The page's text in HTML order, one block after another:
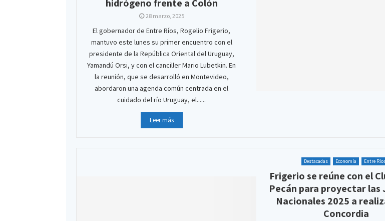
hidrógeno frente a Colón
28 marzo, 2025
El gobernador de Entre Ríos, Rogelio Frigerio,
mantuvo este lunes su primer encuentro con el
presidente de la República Oriental del Uruguay,
Yamandú Orsi, y con el canciller Mario Lubetkin. En
la reunión, que se desarrolló en Montevideo,
abordaron una agenda común centrada en el
cuidado del río Uruguay, el......
Leer más
Destacadas Economía Entre
Frigerio se reúne con el
Pecán para proyectar las
Nacionales 2025 a
Concordia